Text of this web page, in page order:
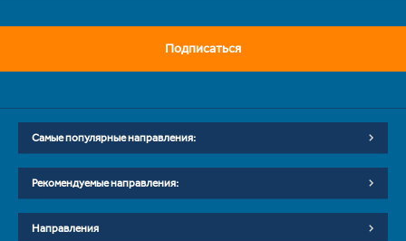
Подписаться
Самые популярные направления:
Рекомендуемые направления:
Направления